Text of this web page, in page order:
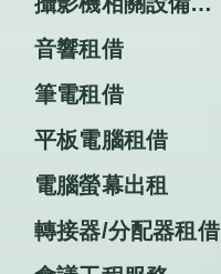
音響租借
筆電租借
平板電腦租借
電腦螢幕出租
轉接器/分配器租借